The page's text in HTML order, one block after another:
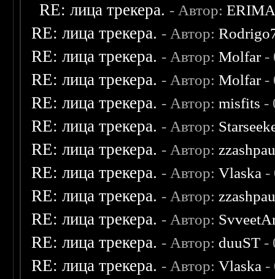
RE: лица трекера. - Автор:
RE: лица трекера. - Автор:
RE: лица трекера. - Автор:Molfar-
RE: лица трекера. - Автор:Molfar-
RE: лица трекера. - Автор:misfits -
RE: лица трекера. - Автор:
RE: лица трекера. - Автор:
RE: лица трекера. - Автор:Vlaska -
RE: лица трекера. - Автор:
RE: лица трекера. - Автор:
RE: лица трекера. - Автор: duuST -
RE: лица трекера. - Автор:Vlaska -